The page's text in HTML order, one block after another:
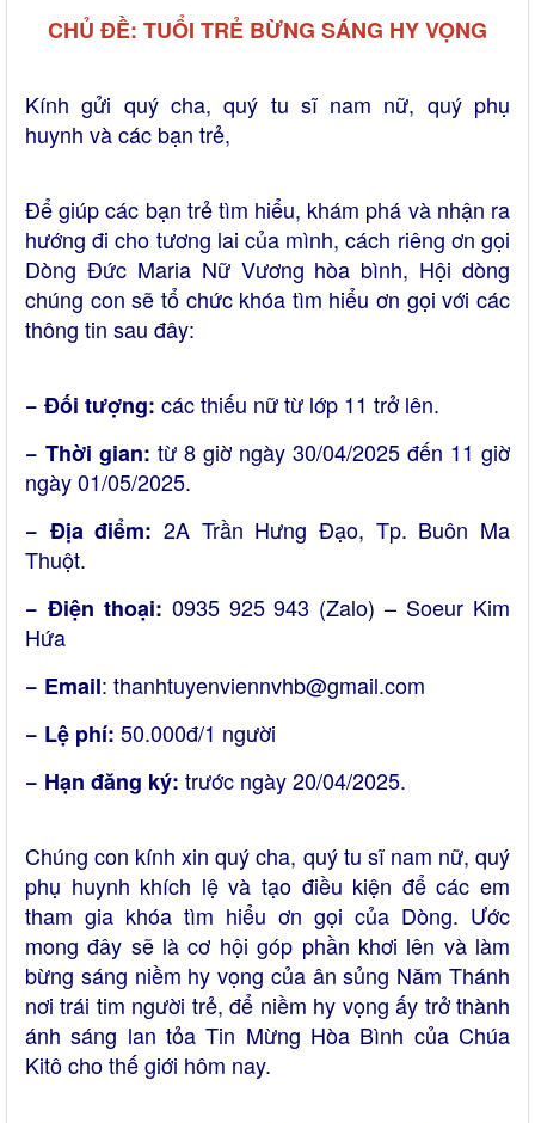
CHỦ ĐỀ: TUỔI TRẺ BỪNG SÁNG HY VỌNG
Kính gửi quý cha, quý tu sĩ nam nữ, quý phụ
huynh và các bạn trẻ,
Để giúp các bạn trẻ tìm hiểu, khám phá và nhận ra
hướng đi cho tương lai của mình, cách riêng ơn gọi
Dòng Đức Maria Nữ Vương hòa bình, Hội dòng
chúng con sẽ tổ chức khóa tìm hiểu ơn gọi với các
thông tin sau đây:
− Đối tượng: các thiếu nữ từ lớp 11 trở lên.
− Thời gian: từ 8 giờ ngày 30/04/2025 đến 11 giờ
ngày 01/05/2025.
− Địa điểm: 2A Trần Hưng Đạo, Tp. Buôn Ma
Thuột.
− Điện thoại: 0935 925 943 (Zalo) – Soeur Kim
Hứa
− Email: thanhtuyenviennvhb@gmail.com
− Lệ phí: 50.000đ/1 người
− Hạn đăng ký: trước ngày 20/04/2025.
Chúng con kính xin quý cha, quý tu sĩ nam nữ, quý
phụ huynh khích lệ và tạo điều kiện để các em
tham gia khóa tìm hiểu ơn gọi của Dòng. Ước
mong đây sẽ là cơ hội góp phần khơi lên và làm
bừng sáng niềm hy vọng của ân sủng Năm Thánh
nơi trái tim người trẻ, để niềm hy vọng ấy trở thành
ánh sáng lan tỏa Tin Mừng Hòa Bình của Chúa
Kitô cho thế giới hôm nay.